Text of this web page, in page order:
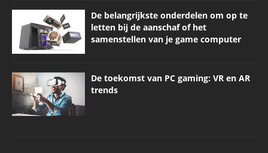
De belangrijkste onderdelen om op te
letten bij de aanschaf of het
samenstellen van je game computer
De toekomst van PC gaming: VR en AR
trends